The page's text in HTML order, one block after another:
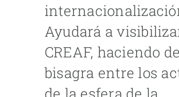
Ayudará a
CREAF, haciendo de
bisagra entre los